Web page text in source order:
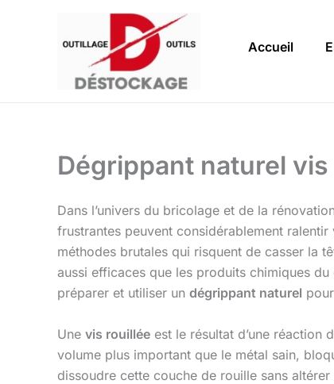
Accueil
Dégrippant naturel
Dans l’univers du bricolage et de la
frustrantes peuvent considérablement
méthodes brutales qui risquent de casser la
aussi efficaces que les produits chimiques
préparer et utiliser un dégrippant naturel
Une vis rouillée est le résultat d’une réaction
volume plus important que le métal sain,
dissoudre cette couche de rouille sans altérer